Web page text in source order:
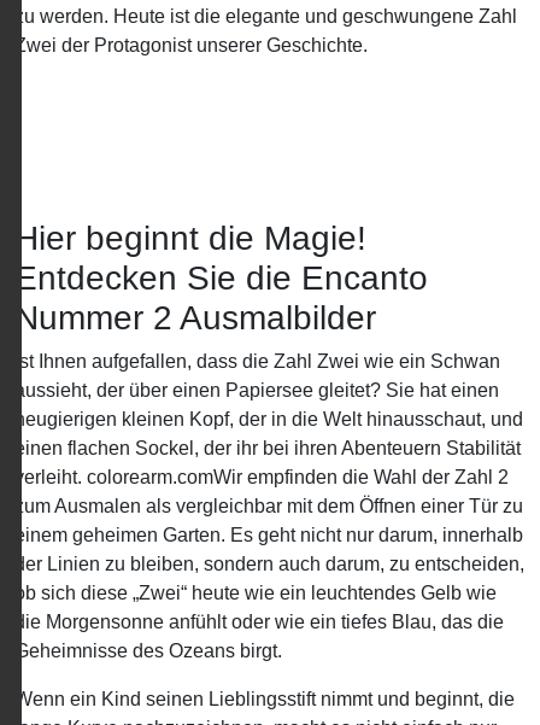
zu werden. Heute ist die elegante und geschwungene Zahl
Zwei der Protagonist unserer Geschichte.
Hier beginnt die Magie!
Entdecken Sie die Encanto
Nummer 2 Ausmalbilder
Ist Ihnen aufgefallen, dass die Zahl Zwei wie ein Schwan
aussieht, der über einen Papiersee gleitet? Sie hat einen
neugierigen kleinen Kopf, der in die Welt hinausschaut, und
einen flachen Sockel, der ihr bei ihren Abenteuern Stabilität
verleiht. colorearm.comWir empfinden die Wahl der Zahl 2
zum Ausmalen als vergleichbar mit dem Öffnen einer Tür zu
einem geheimen Garten. Es geht nicht nur darum, innerhalb
der Linien zu bleiben, sondern auch darum, zu entscheiden,
ob sich diese „Zwei“ heute wie ein leuchtendes Gelb wie
die Morgensonne anfühlt oder wie ein tiefes Blau, das die
Geheimnisse des Ozeans birgt.
Wenn ein Kind seinen Lieblingsstift nimmt und beginnt, die